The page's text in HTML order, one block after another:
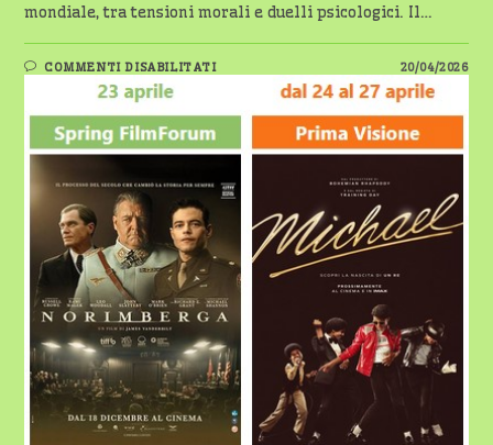
mondiale, tra tensioni morali e duelli psicologici. Il…
COMMENTI DISABILITATISU
SPRING
FILMFORUM
PRIMAVISIONI
AL
CINEMATEATRONUOVO
MAGENTA
–
27
APRILE
20/04/2026